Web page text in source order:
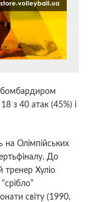
бомбардиром
з 40 атак (45%) і
на Олімпійських
До
тренер Хуліо
світу (1990,